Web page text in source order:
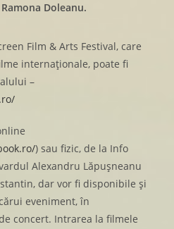
Doleanu.
Film & Arts Festival, care
internaționale, poate fi
–
) sau fizic, de la Info
Alexandru Lăpușneanu
dar vor fi disponibile și
eveniment, în
concert. Intrarea la filmele